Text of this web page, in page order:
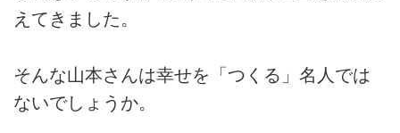
えてきました。
そんな山本さんは幸せを「つくる」名人では
ないでしょうか。